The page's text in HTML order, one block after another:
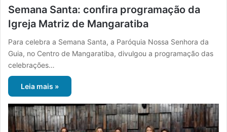
Semana Santa: confira programação da
Igreja Matriz de Mangaratiba
Para celebra a Semana Santa, a Paróquia Nossa Senhora da
Guia, no Centro de Mangaratiba, divulgou a programação das
celebrações…
Leia mais »